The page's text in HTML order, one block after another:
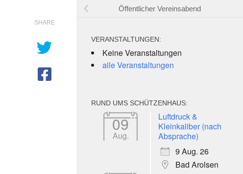
Outlook Live
SHARE
Öffentlicher Vereinsabend
VERANSTALTUNGEN:
Keine Veranstaltungen
alle Veranstaltungen
RUND UMS SCHÜTZENHAUS:
09
Aug.
Luftdruck &
Kleinkaliber (nach
Absprache)
9 Aug. 26
Bad Arolsen